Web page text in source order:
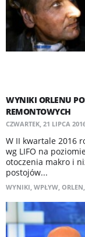
WYNIKI ORLENU
REMONTOWYCH
CZWARTEK, 21 LIPCA
W II kwartale 2016
wg LIFO na
otoczenia makro i
postojów...
WYNIKI, WPŁYW, ORLEN,